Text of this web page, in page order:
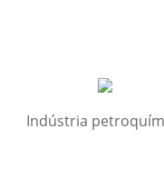
Indústria